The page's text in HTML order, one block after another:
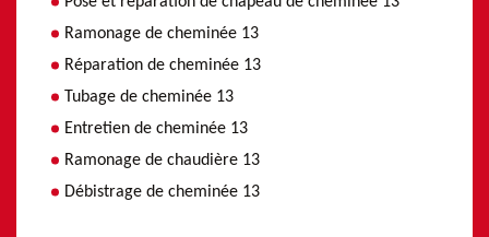
Ramonage de cheminée 13
Réparation de cheminée 13
Tubage de cheminée 13
Entretien de cheminée 13
Ramonage de chaudière 13
Débistrage de cheminée 13